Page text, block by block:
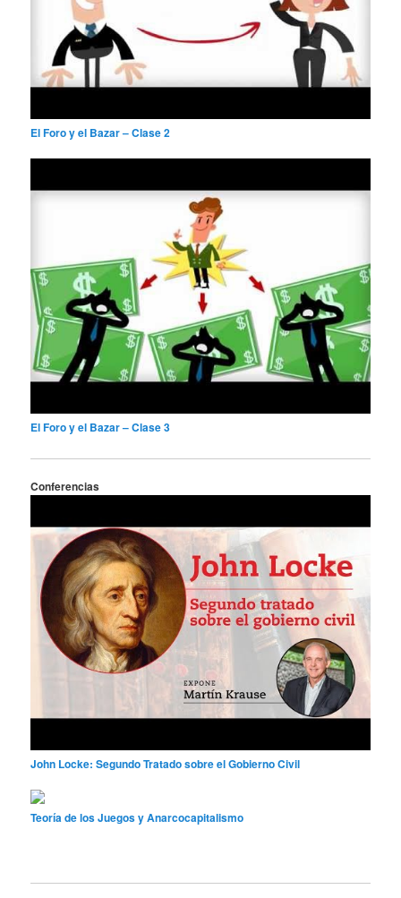
El Foro y el Bazar – Clase 2
El Foro y el Bazar – Clase 3
Conferencias
John Locke: Segundo Tratado sobre el Gobierno Civil
Teoría de los Juegos y Anarcocapitalismo